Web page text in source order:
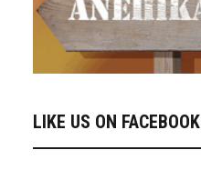
LIKE US ON FACEBOOK